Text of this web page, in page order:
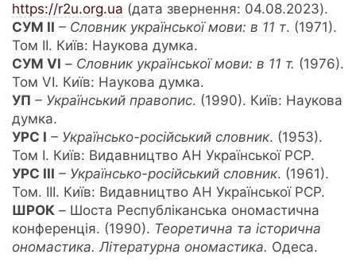
https://r2u.org.ua (дата звернення: 04.08.2023).
СУМ ІІ – Словник української мови: в 11 т. (1971).
Том ІІ. Київ: Наукова думка.
СУМ VІ – Словник української мови: в 11 т. (1976).
Том VІ. Київ: Наукова думка.
УП – Український правопис. (1990). Київ: Наукова
думка.
УРС І – Українсько-російський словник. (1953).
Том І. Київ: Видавництво АН Української РСР.
УРС ІІІ – Українсько-російський словник. (1961).
Том. ІІІ. Київ: Видавництво АН Української РСР.
ШРОК – Шоста Республіканська ономастична
конференція. (1990). Теоретична та історична
ономастика. Літературна ономастика. Одеса.